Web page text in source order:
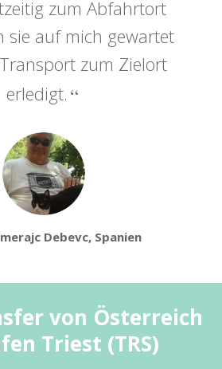
zum Abfahrtort
sie auf mich gewartet
zum Zielort
erledigt.
Debevc, Spanien
von Österreich
Triest (TRS)